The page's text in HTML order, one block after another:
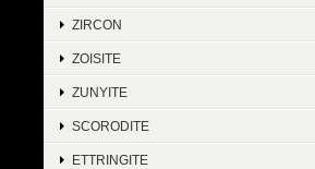
ZIRCON
ZOISITE
ZUNYITE
SCORODITE
ETTRINGITE